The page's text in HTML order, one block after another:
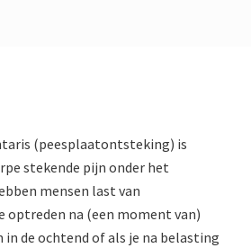
(peesplaatontsteking) is
stekende pijn onder het
mensen last van
na (een moment van)
de ochtend of als je na belasting